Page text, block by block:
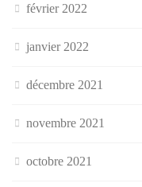
février 2022
janvier 2022
décembre 2021
novembre 2021
octobre 2021